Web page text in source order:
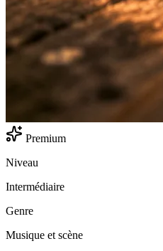
Premium
Niveau
Intermédiaire
Genre
Musique et scène